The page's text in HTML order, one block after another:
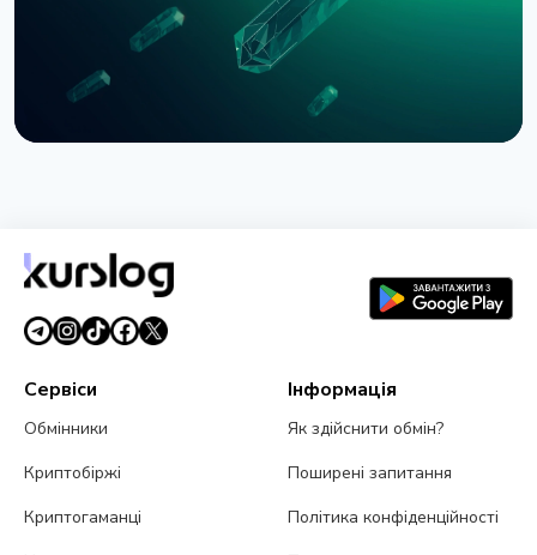
3 серпня 2026 р.4 хв читання
Сервіси
Обмінники
Криптобіржі
Криптогаманці
Інформація
Як здійснити обмін?
Поширені запитання
Політика конфіденційності